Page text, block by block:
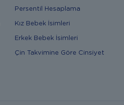
Persentil Hesaplama
Kız Bebek İsimleri
Erkek Bebek İsimleri
Çin Takvimine Göre Cinsiyet